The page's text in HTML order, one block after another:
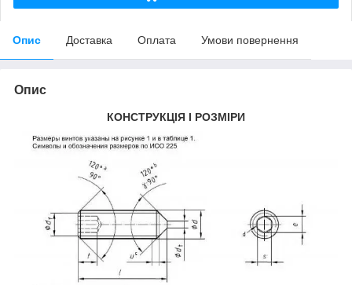
Опис Доставка Оплата Умови повернення
Опис
КОНСТРУКЦІЯ І РОЗМІРИ